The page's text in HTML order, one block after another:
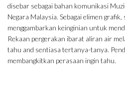
disebar sebagai bahan komunikasi
Negara Malaysia. Sebagai elimen
menggambarkan keinginian untuk
Rekaan pergerakan ibarat aliran air
tahu and sentiasa tertanya-tanya.
membangkitkan perasaan ingin tahu.